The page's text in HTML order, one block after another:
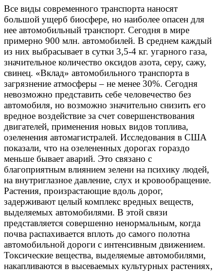
Все виды современного транспорта наносят
большой ущерб биосфере, но наиболее опасен для
нее автомобильный транспорт. Сегодня в мире
примерно 900 млн. автомобилей. В среднем каждый
из них выбрасывает в сутки 3,5-4 кг. угарного газа,
значительное количество оксидов азота, серу, сажу,
свинец. «Вклад» автомобильного транспорта в
загрязнение атмосферы – не менее 30%. Сегодня
невозможно представить себе человечество без
автомобиля, но возможно значительно снизить его
вредное воздействие за счет совершенствования
двигателей, применения новых видов топлива,
озеленения автомагистралей. Исследования в США
показали, что на озелененных дорогах гораздо
меньше бывает аварий. Это связано с
благоприятным влиянием зелени на психику людей,
на внутриглазное давление, слух и кровообращение.
Растения, произрастающие вдоль дорог,
задерживают целый комплекс вредных веществ,
выделяемых автомобилями. В этой связи
представляется совершенно ненормальным, когда
почва распахивается вплоть до самого полотна
автомобильной дороги с интенсивным движением.
Токсические вещества, выделяемые автомобилями,
накапливаются в высеваемых культурных растениях,